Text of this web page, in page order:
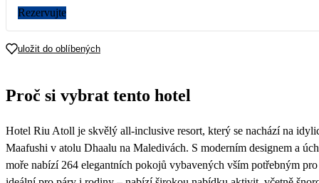
49 459 56 619
Rezervujte
uložit do oblíbených
Proč si vybrat tento hotel
Hotel Riu Atoll je skvělý all-inclusive resort, který se nachází na
Maafushi v atolu Dhaalu na Maledivách. S moderním designem a
moře nabízí 264 elegantních pokojů vybavených vším potřebným